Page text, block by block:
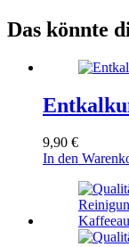
Das könnte
9,90 €
In den